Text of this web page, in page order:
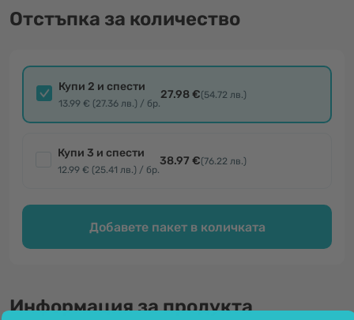
Отстъпка за количество
Купи 2 и спести
13.99 € (27.36 лв.) / бр.
27.98 €(54.72 лв.)
Купи 3 и спести
12.99 € (25.41 лв.) / бр.
38.97 €(76.22 лв.)
Добавете пакет в количката
Информация за продукта